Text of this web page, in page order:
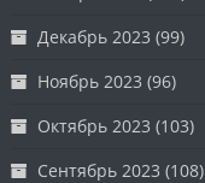
Декабрь 2023 (99)
Ноябрь 2023 (96)
Октябрь 2023 (103)
Сентябрь 2023 (108)